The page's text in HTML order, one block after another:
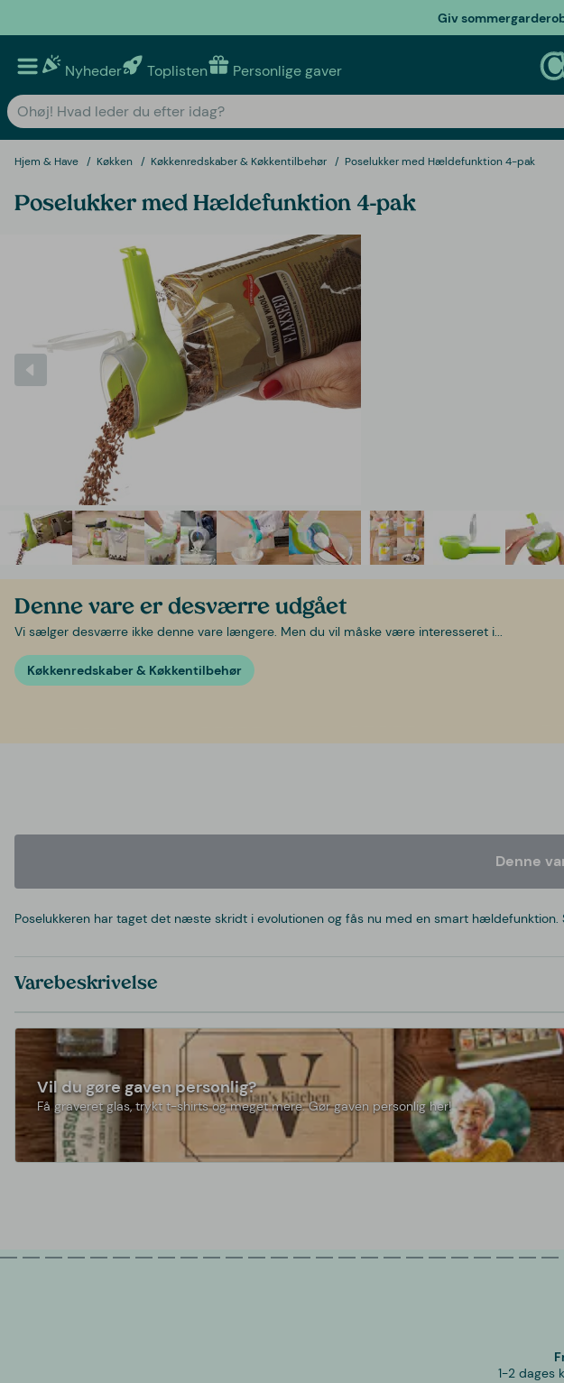
Giv
Nyheder Toplisten Personlige gaver
Hjem & Have Køkken Køkkenredskaber & Køkkentilbehør Poselukker med Hældefunktion 4-pak
Poselukker med Hældefunktion 4-pak
Denne vare er desværre udgået
Vi sælger desværre ikke denne vare længere. Men du vil måske være interesseret i...
Køkkenredskaber & Køkkentilbehør
Denne
Poselukkeren har taget det næste skridt i evolutionen og fås nu med en smart hældefunktion.
Varebeskrivelse
Vil du gøre gaven personlig?
Få graveret glas, trykt t-shirts og meget mere. Gør gaven personlig her!
1-2 dages